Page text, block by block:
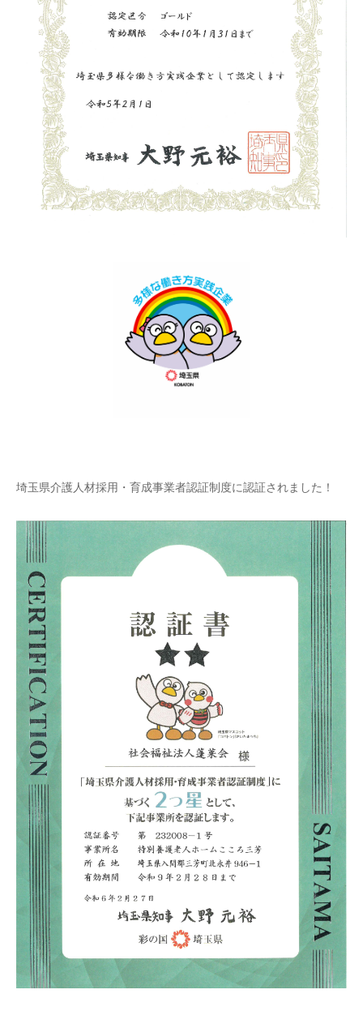
埼玉県介護人材採用・育成事業者認証制度に認証されました！